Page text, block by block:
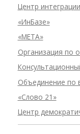
Центр
«ИнБазе»
«META»
Организация по
Объединение по
«Слово 21»
Центр